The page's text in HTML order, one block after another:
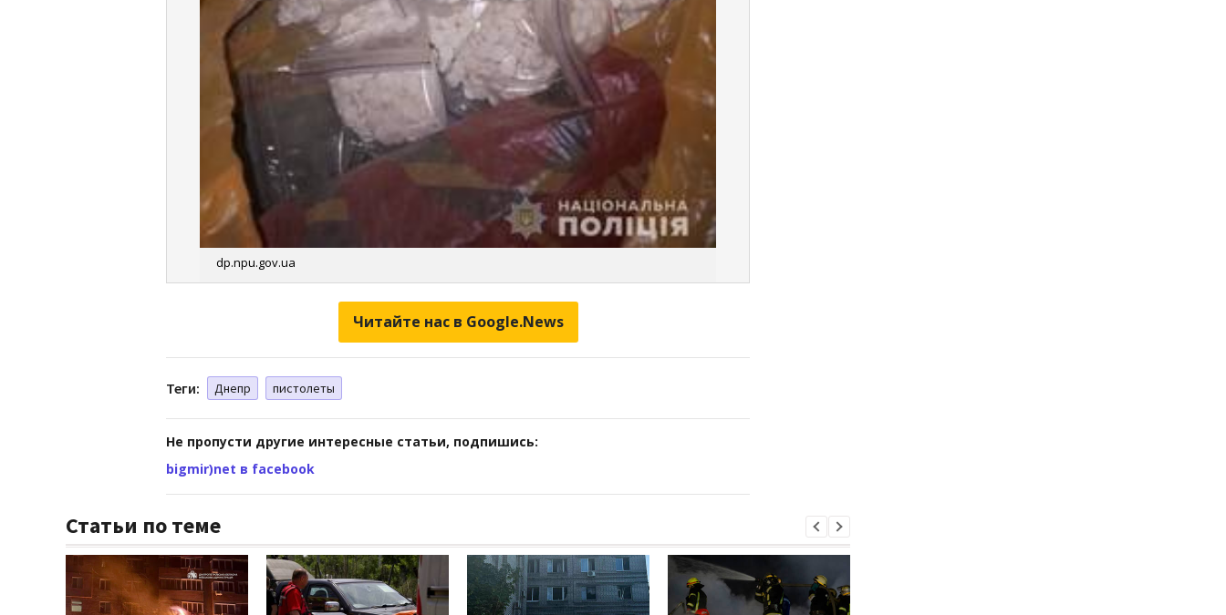
dp.npu.gov.ua
Читайте нас в Google.News
Теги: Днепр пистолеты
Не пропусти другие интересные статьи, подпишись:
bigmir)net в facebook
Статьи по теме